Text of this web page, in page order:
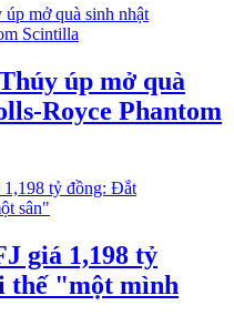
úp mở quà
Royce Phantom
giá 1,198 tỷ
thế "một mình